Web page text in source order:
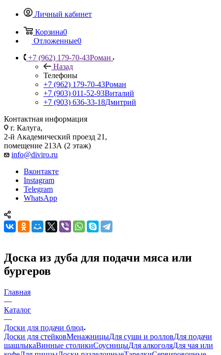
Личный кабинет
Корзина0
Отложенные0
+7 (962) 179-70-43Роман
Назад
Телефоны
+7 (962) 179-70-43Роман
+7 (903) 011-52-93Виталий
+7 (903) 636-33-18Дмитрий
Контактная информация
г. Калуга,
2-й Академический проезд 21,
помещение 213А (2 этаж)
info@diviro.ru
Вконтакте
Instagram
Telegram
WhatsApp
Доска из дуба для подачи мяса или
бургеров
Главная
—
Каталог
—
Доски для подачи блюд
Доски для стейковМенажницыДля суши и ролловДля подачи
шашлыкаВинные столикиСоусницыДля алкоголяДля чая или